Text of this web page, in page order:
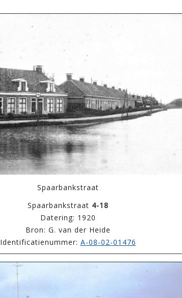
Spaarbankstraat
Spaarbankstraat 4-18
Datering: 1920
Bron: G. van der Heide
Identificatienummer: A-08-02-01476